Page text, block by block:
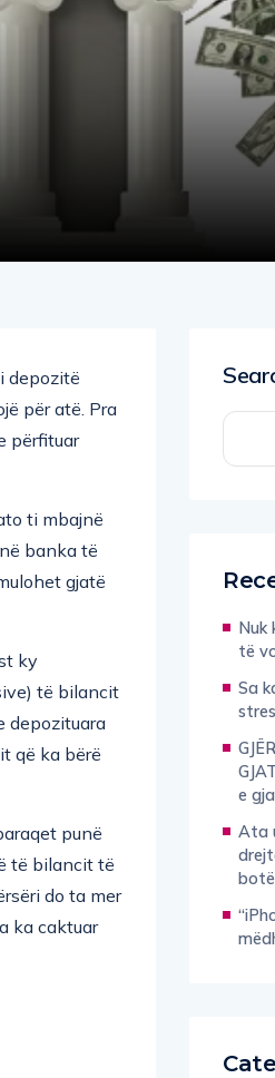
depozitë
për atë. Pra
përfituar
ti mbajnë
banka të
gjatë
ky
të bilancit
depozituara
që ka bërë
punë
të bilancit të
do ta mer
ka caktuar
Nuk
të
Sa
e
Ata
botë